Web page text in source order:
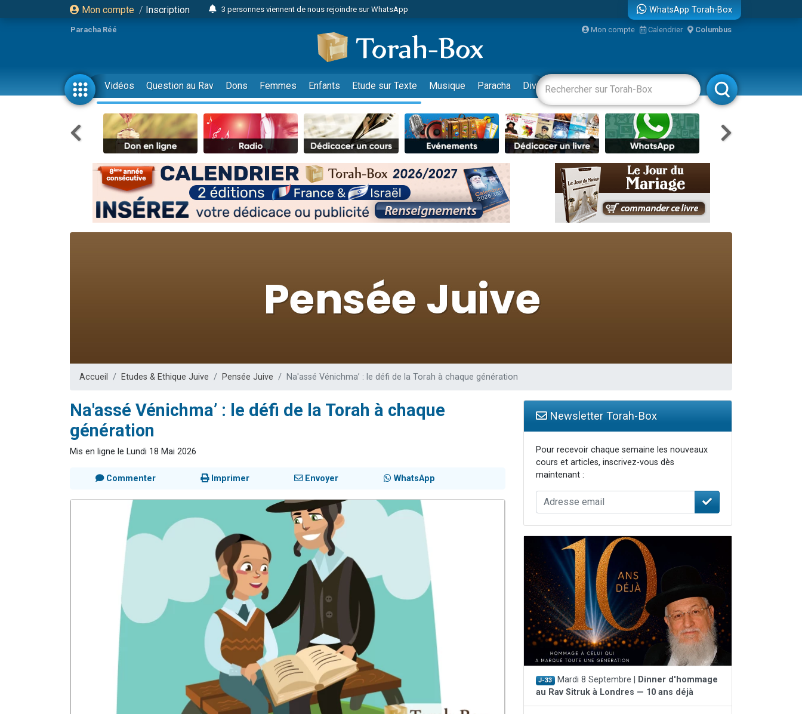
Mon compte / Inscription
3 personnes viennent de nous rejoindre sur WhatsApp
3 personnes viennent de faire un don pour 5 jours de vacances aux Orphelins
3 personnes viennent de faire un don pour Diane, 80 ans, dans un appartement insalubre
2 personnes viennent de nous rejoindre sur WhatsApp
13 personnes viennent de demander une bénédiction
30 personnes viennent de faire un don pour Sauvez la jambe de Yohan
Il reste 49 places pour étudier en groupe sur Zoom
12 nouvelles musiques dans Torah-Box Music
3 personnes viennent de nous rejoindre sur WhatsApp
2 personnes viennent de nous rejoindre sur WhatsApp
2 nouvelles musiques dans Torah-Box Music
3 personnes viennent de nous rejoindre sur WhatsApp
61 personnes viennent de demander une bénédiction
Il reste 49 places pour étudier en groupe sur Zoom
Ariel vient de donner son Maasser
WhatsApp Torah-Box
Paracha Réé Mon compte Calendrier Columbus
Vidéos Question au Rav Dons Femmes Enfants Etude sur Texte Musique Paracha Divertissements Livres Rabbanim
Accueil Etudes & Ethique Juive Pensée Juive Na'assé Vénichma’ : le défi de la Torah à chaque génération
Na'assé Vénichma’ : le défi de la Torah à chaque
génération
Mis en ligne le Lundi 18 Mai 2026
Commenter Imprimer Envoyer WhatsApp
Newsletter Torah-Box
Pour recevoir chaque semaine les nouveaux
cours et articles, inscrivez-vous dès
maintenant :
J-33 Mardi 8 Septembre |
Dinner d'hommage
au Rav Sitruk à Londres — 10 ans déjà